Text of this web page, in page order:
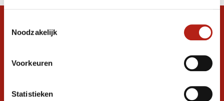
Noodzakelijk
Voorkeuren
Statistieken